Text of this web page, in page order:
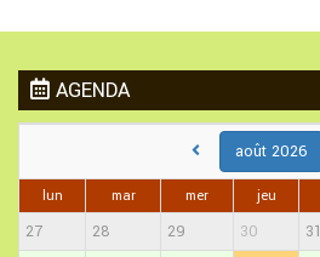
AGENDA
août 2026
lun mar mer jeu
27 28 29 30 31